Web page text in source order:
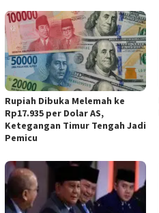
Rupiah Dibuka Melemah ke
Rp17.935 per Dolar AS,
Ketegangan Timur Tengah Jadi
Pemicu